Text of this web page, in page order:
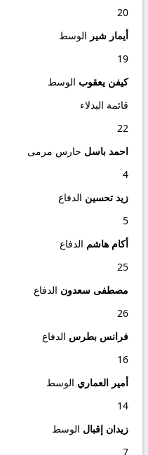
20
أيمار شير الوسط
19
كيفن يعقوب الوسط
قائمة البدلاء
22
احمد باسل حارس مرمى
4
زيد تحسين الدفاع
5
أكام هاشم الدفاع
25
مصطفى سعدون الدفاع
26
فرانس بطرس الدفاع
16
أمير العماري الوسط
14
زيدان إقبال الوسط
7